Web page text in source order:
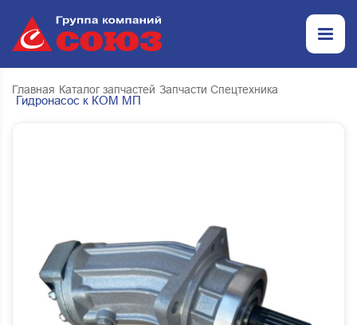
Главная Каталог запчастей Запчасти Спецтехника
Гидронасос к КОМ МП